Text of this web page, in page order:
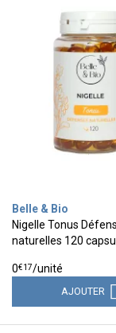
Belle & Bio
Nigelle Tonus
naturelles 120
0€17/unité
AJOUTER